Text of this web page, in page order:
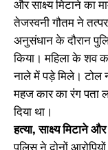
और साक्ष्य मिटाने का
तेजस्वनी गौतम ने
अनुसंधान के दौरान
किया। महिला के शव
नाले में पड़े मिले। टोल
महज कार का रंग पता
दिया था।
हत्या, साक्ष्य मिटाने